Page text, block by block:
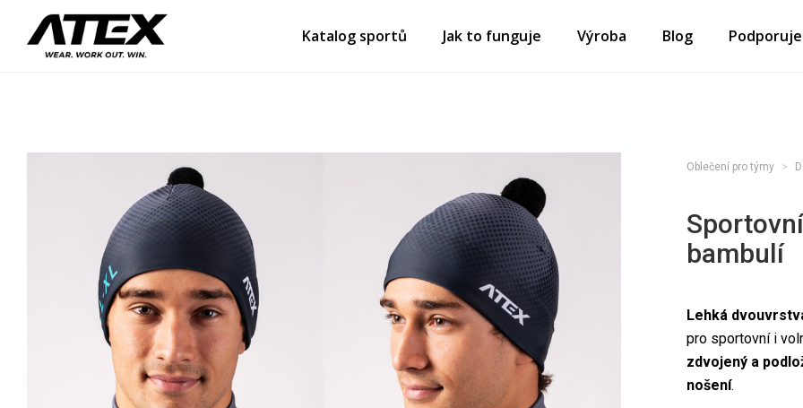
Katalog sportů Jak to funguje Výroba Blog
Oblečení pro týmy
bambulí
Lehká
pro sportovní i
zdvojený a
nošení.